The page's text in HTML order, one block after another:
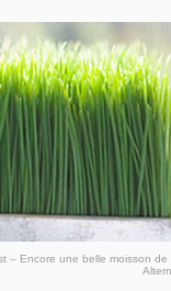
– Encore une belle moisson de